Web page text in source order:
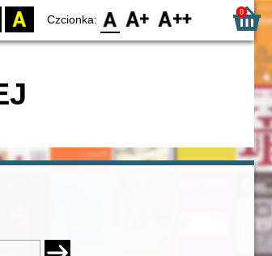
BY Czcionka: F0 F1 F2 0